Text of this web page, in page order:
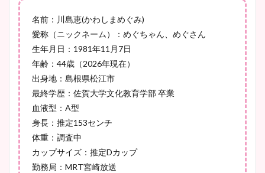
鈴木唯の太ってた時の体重が
イエット方は？昔と現在を画
豊島実季アナのカップ画像ま
とめ！美脚や水着姿に年齢も
名前： 川島恵(かわしまめぐみ)
愛称（ニックネーム）：めぐちゃん、めぐさん
生年月日：1981年11月7日
年齢：44歳（2026年現在）
出身地：島根県松江市
最終学歴：佐賀大学文化教育学部 卒業
血液型：A型
身長：推定153センチ
体重：調査中
カップサイズ：推定Dカップ
勤務局：MRT宮崎放送